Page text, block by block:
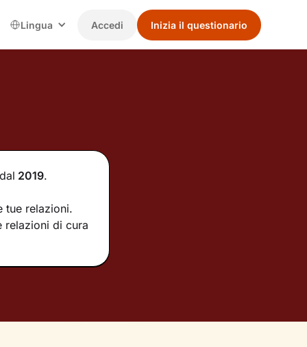
Lingua Accedi Inizia il questionario
dal 2019.
tue relazioni.
relazioni di cura